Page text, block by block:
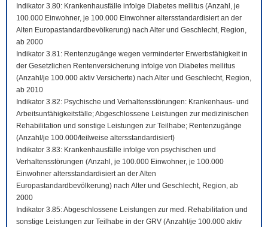
Indikator 3.80: Krankenhausfälle infolge Diabetes mellitus (Anzahl, je
100.000 Einwohner, je 100.000 Einwohner altersstandardisiert an der
Alten Europastandardbevölkerung) nach Alter und Geschlecht, Region,
ab 2000
Indikator 3.81: Rentenzugänge wegen verminderter Erwerbsfähigkeit in
der Gesetzlichen Rentenversicherung infolge von Diabetes mellitus
(Anzahl/je 100.000 aktiv Versicherte) nach Alter und Geschlecht, Region,
ab 2010
Indikator 3.82: Psychische und Verhaltensstörungen: Krankenhaus- und
Arbeitsunfähigkeitsfälle; Abgeschlossene Leistungen zur medizinischen
Rehabilitation und sonstige Leistungen zur Teilhabe; Rentenzugänge
(Anzahl/je 100.000/teilweise altersstandardisiert)
Indikator 3.83: Krankenhausfälle infolge von psychischen und
Verhaltensstörungen (Anzahl, je 100.000 Einwohner, je 100.000
Einwohner altersstandardisiert an der Alten
Europastandardbevölkerung) nach Alter und Geschlecht, Region, ab
2000
Indikator 3.85: Abgeschlossene Leistungen zur med. Rehabilitation und
sonstige Leistungen zur Teilhabe in der GRV (Anzahl/je 100.000 aktiv